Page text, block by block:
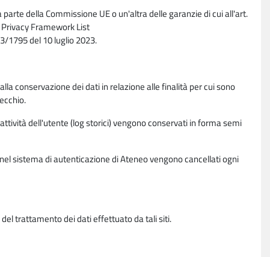
della Commissione UE o un'altra delle garanzie di cui all'art.
Framework List
1795 del 10 luglio 2023.
conservazione dei dati in relazione alle finalità per cui sono
dell'utente (log storici) vengono conservati in forma semi
sistema di autenticazione di Ateneo vengono cancellati ogni
trattamento dei dati effettuato da tali siti.